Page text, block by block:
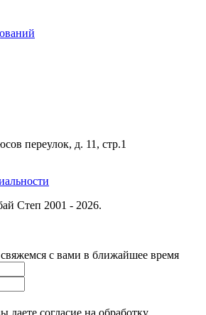
переулок, д. 11, стр.1
Степ 2001 - 2026.
с вами в ближайшее время
согласие на обработку